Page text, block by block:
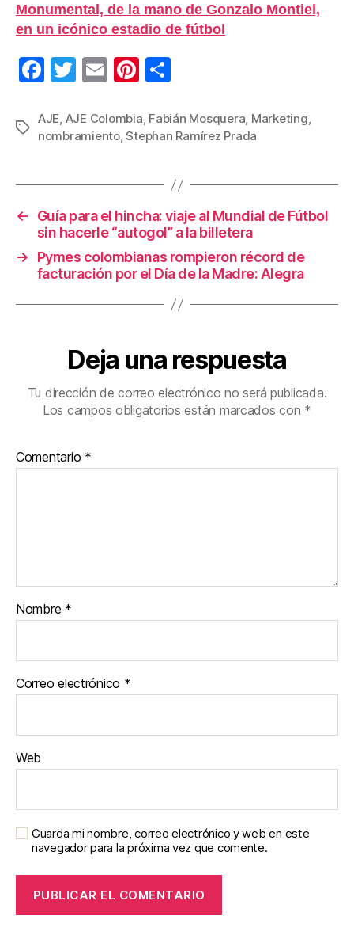
Monumental, de la mano de Gonzalo Montiel,
en un icónico estadio de fútbol
F
c
e
o
k
T
tt
er
E
ail
Pi
er
e
m
p
tir
Etiquetas
AJE, AJE Colombia, Fabián Mosquera, Marketing,
nombramiento,Stephan Ramírez Prada
←
Guía para el hincha: viaje al Mundial de Fútbol
sin hacerle “autogol” a la billetera
→
Pymes colombianas rompieron récord de
facturación por el Día de la Madre: Alegra
Deja una respuesta
Tu dirección de correo electrónico no será publicada.
Los campos obligatorios están marcados con *
Comentario *
Nombre *
Correo electrónico *
Web
Guarda mi nombre, correo electrónico y web en este
navegador para la próxima vez que comente.